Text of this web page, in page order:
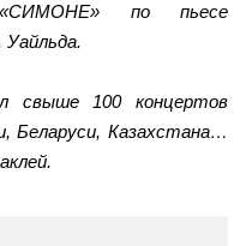
по пьесе
свыше 100 концертов
Беларуси, Казахстана…